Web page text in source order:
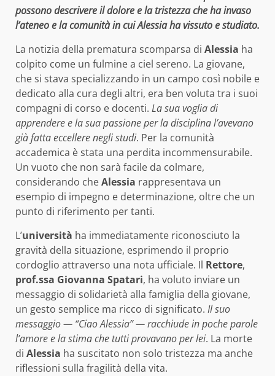
possono descrivere il dolore e la tristezza che ha invaso
l’ateneo e la comunità in cui Alessia ha vissuto e studiato.
La notizia della prematura scomparsa di Alessia ha
colpito come un fulmine a ciel sereno. La giovane,
che si stava specializzando in un campo così nobile e
dedicato alla cura degli altri, era ben voluta tra i suoi
compagni di corso e docenti. La sua voglia di
apprendere e la sua passione per la disciplina l’avevano
già fatta eccellere negli studi. Per la comunità
accademica è stata una perdita incommensurabile.
Un vuoto che non sarà facile da colmare,
considerando cheAlessia rappresentava un
esempio di impegno e determinazione, oltre che un
punto di riferimento per tanti.
L’università ha immediatamente riconosciuto la
gravità della situazione, esprimendo il proprio
cordoglio attraverso una nota ufficiale. Il Rettore,
prof.ssa Giovanna Spatari, ha voluto inviare un
messaggio di solidarietà alla famiglia della giovane,
un gesto semplice ma ricco di significato. Il suo
messaggio — “Ciao Alessia” — racchiude in poche parole
l’amore e la stima che tutti provavano per lei. La morte
di Alessia ha suscitato non solo tristezza ma anche
riflessioni sulla fragilità della vita.